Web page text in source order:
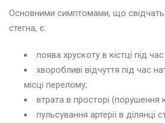
Основними симптомами, що
стегна, є:
поява хрускоту в кістці під
хворобливі відчуття під час
місці перелому;
втрата в просторі (порушення
пульсування артерії в ділянці